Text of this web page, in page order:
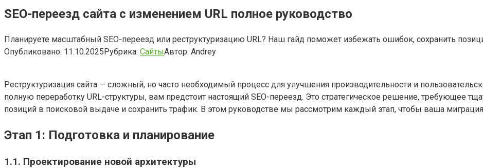
SEO-переезд сайта с изменением URL полное руководство
Планируете масштабный SEO-переезд или реструктуризацию URL? Наш гайд поможет избежать ошибок, сохранить
Опубликовано: 11.10.2025Рубрика: СайтыАвтор: Andrey
Реструктуризация сайта — сложный, но часто необходимый процесс для улучшения производительности и
полную переработку URL-структуры, вам предстоит настоящий SEO-переезд. Это стратегическое решение, требующее
позиций в поисковой выдаче и сохранить трафик. В этом руководстве мы рассмотрим каждый этап, чтобы ваша
Этап 1: Подготовка и планирование
1.1. Проектирование новой архитектуры